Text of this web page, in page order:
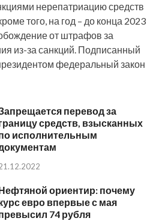
нерепатриацию средств
того, на год – до конца 2023
от штрафов за
из-за санкций. Подписанный
федеральный закон
перевод за
средств, взысканных
исполнительным
ориентир: почему
евро впервые с мая
74 рубля